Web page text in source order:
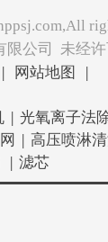
公司 未经许
| 网站地图 |
| 光氧离子法
| 高压喷淋
| 滤芯